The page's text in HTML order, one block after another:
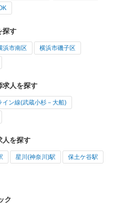
探す
浜市南区 横浜市磯子区
求人を探す
イン線(武蔵小杉－大船)
人を探す
星川(神奈川)駅 保土ケ谷駅
ク